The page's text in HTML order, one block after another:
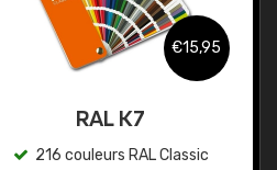
€15,95
RAL K7
216 couleurs RAL Classic